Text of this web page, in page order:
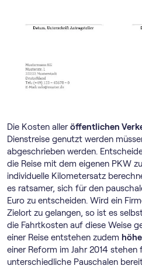
Die Kosten alleröffentlichen
Dienstreise genutzt werden
abgeschrieben werden.
die Reise mit dem eigenen PKW
individuelle Kilometersatz
es ratsamer, sich für den
Euro zu entscheiden. Wird ein
Zielort zu gelangen, so ist es
die Fahrtkosten auf diese Weise
einer Reise entstehen zudem
einer Reform im Jahr 2014 stehen
unterschiedliche Pauschalen